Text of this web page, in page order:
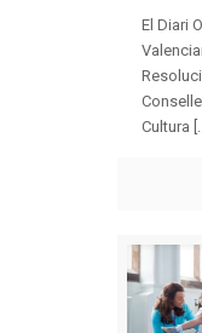
El Diari
Cultura